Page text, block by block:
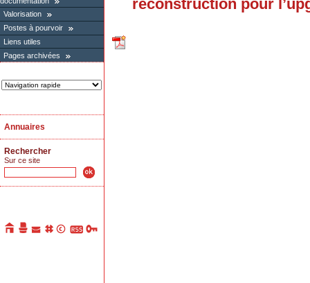
Valorisation
Postes à pourvoir
Liens utiles
Pages archivées
Annuaires
Rechercher
Sur ce site
reconstruction pour